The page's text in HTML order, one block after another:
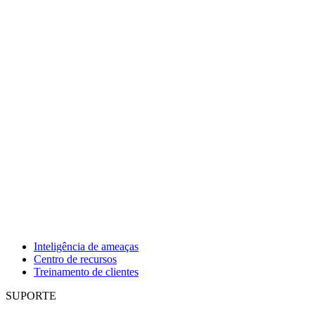
Inteligência de ameaças
Centro de recursos
Treinamento de clientes
SUPORTE